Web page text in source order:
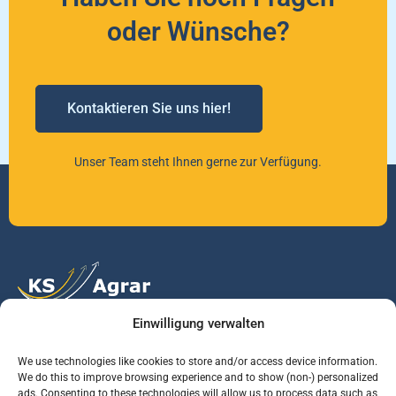
Einwilligung verwalten
We use technologies like cookies to store and/or access device information.
We do this to improve browsing experience and to show (non-) personalized
ads. Consenting to these technologies will allow us to process data such as
oder Wünsche?
Kontaktieren Sie uns hier!
Unser Team steht Ihnen gerne zur Verfügung.
Vertrauen Sie auf unsere Expertise im Agrarmarkt.